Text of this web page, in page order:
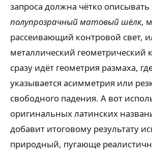
запроса должна чётко
полупрозрачный матовый шёлк,
рассеивающий контровой свет,
металлический геометрический
сразу идёт геометрия размаха,
указывается асимметрия или
свободного падения. А вот
оригинальных латинских
добавит итоговому результату
природный, пугающе